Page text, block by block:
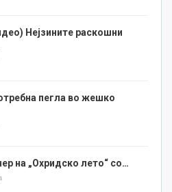
Нејзините раскошни
пегла во жешко
на „Охридско лето“ со…